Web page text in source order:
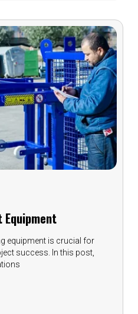
Equipment
equipment is crucial for
success. In this post,